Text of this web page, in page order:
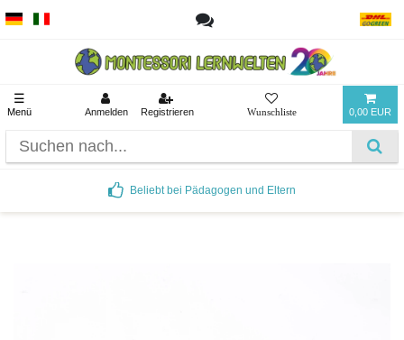
☰
Menü Anmelden Registrieren 0,00 EUR
Beliebt bei Pädagogen und Eltern